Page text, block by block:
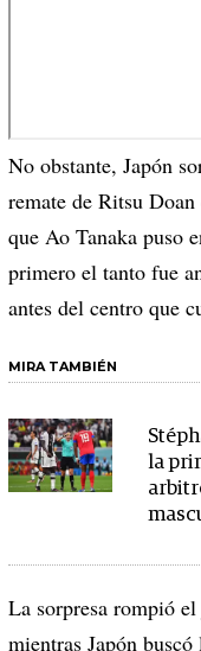
No obstante, Japón
remate de Ritsu
que Ao Tanaka puso
primero el tanto fue
antes del centro que
MIRA TAMBIÉN
la
La sorpresa rompió
mientras Japón